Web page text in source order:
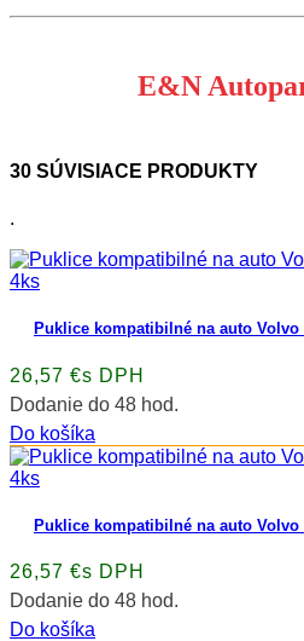
E&N
30 SÚVISIACE PRODUKTY
.
Puklice kompatibilné na auto Volvo
26,57 €s DPH
Dodanie do 48 hod.
Do košíka
Puklice kompatibilné na auto Volvo
26,57 €s DPH
Dodanie do 48 hod.
Do košíka